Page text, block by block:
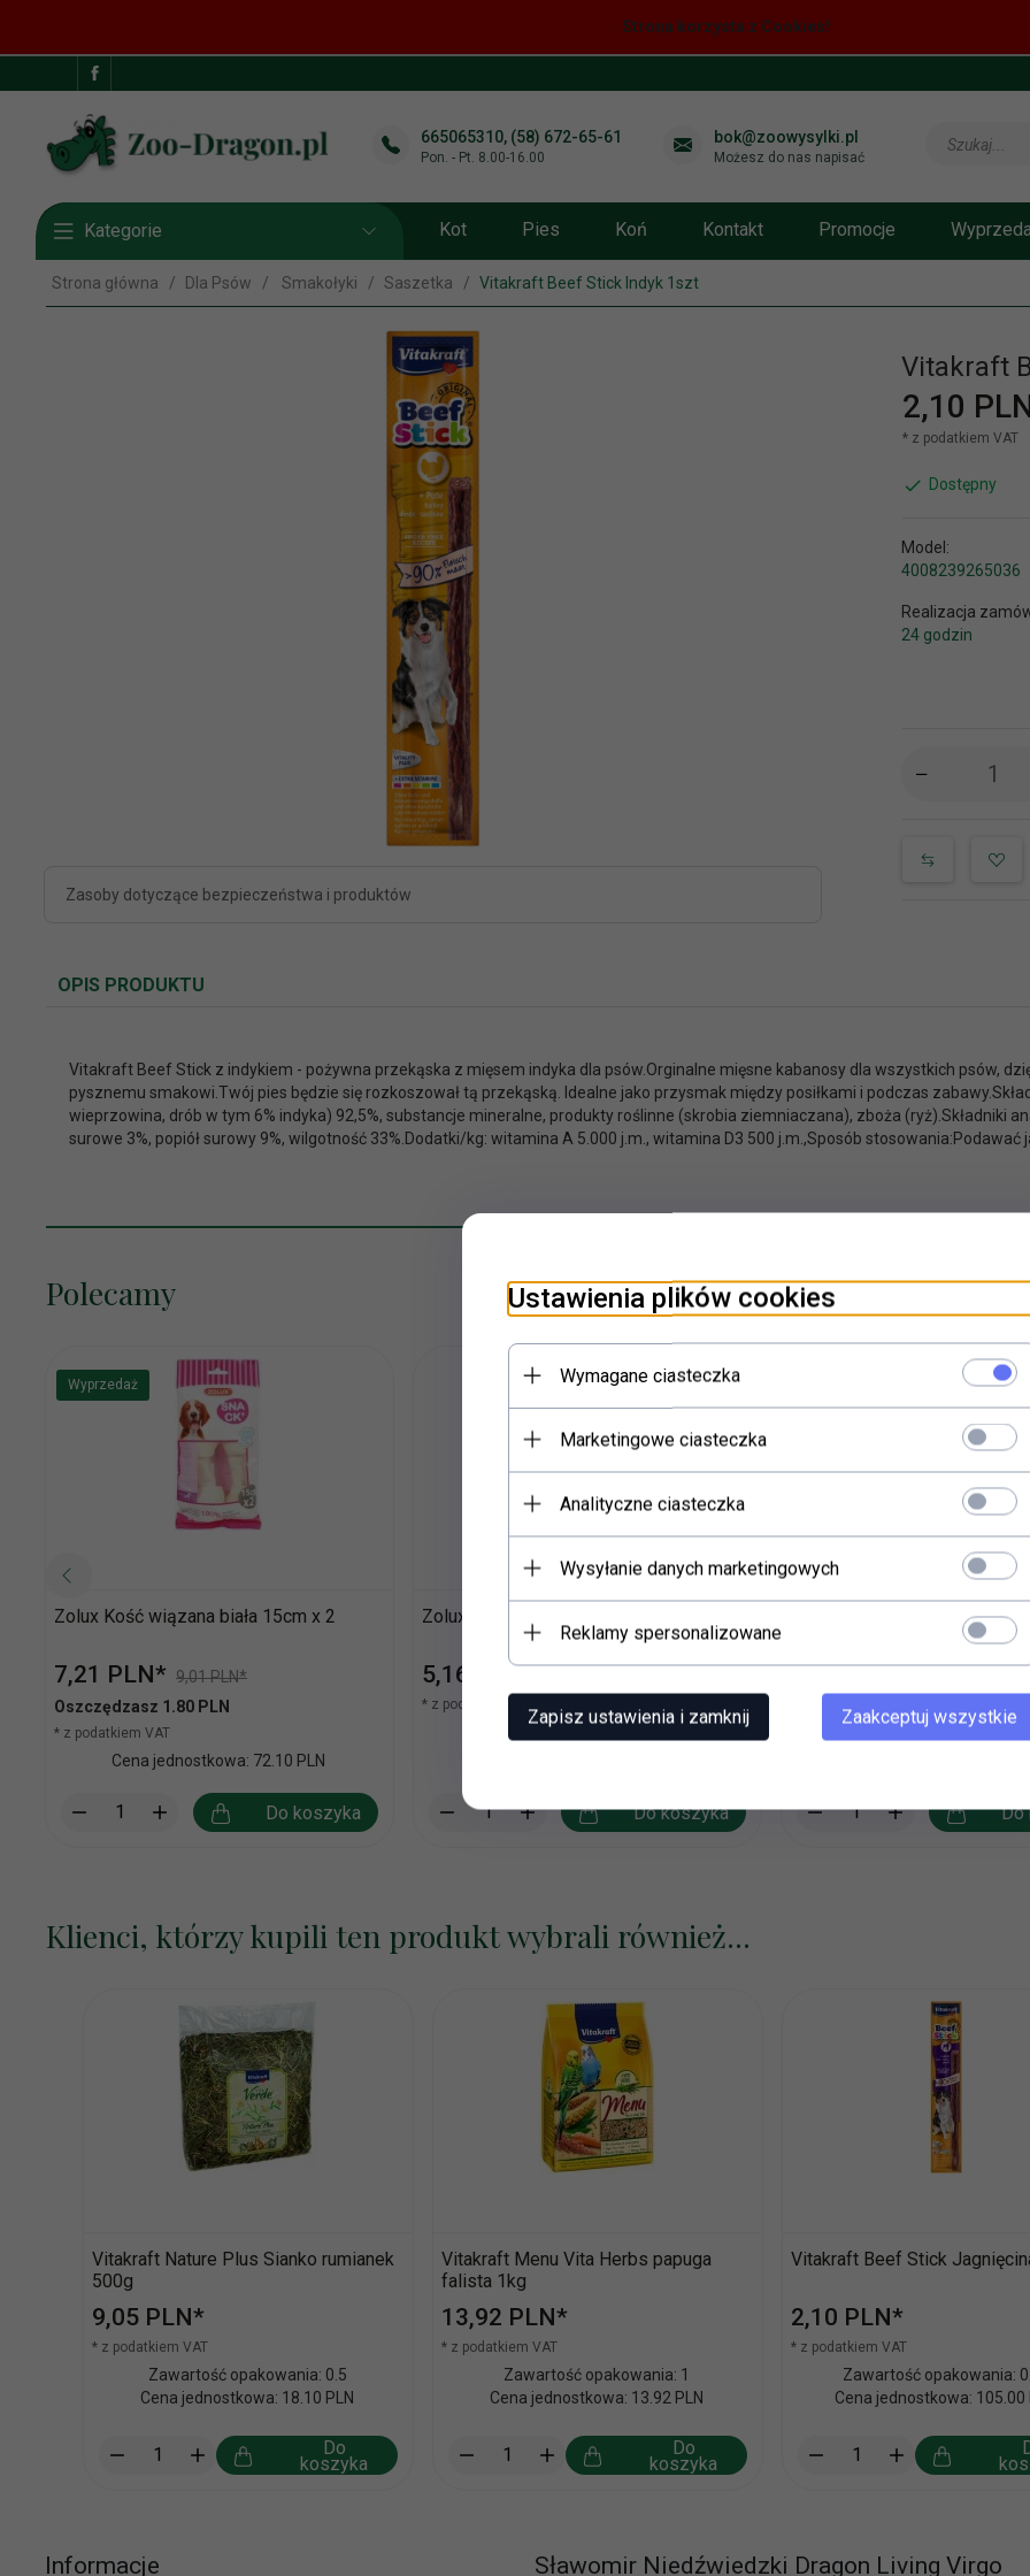
Strona korzysta z Cookies!
665065310, (58) 672-65-61
Pon. - Pt. 8.00-16.00
bok@zoowysylki.pl
Możesz do nas napisać
Szukaj...
Kategorie Kot Pies Koń Kontakt Promocje
Strona główna Dla Psów Smakołyki Saszetka Vitakraft Beef Stick Indyk 1szt
Zasoby dotyczące bezpieczeństwa i produktów
Vitakraft
2,10
* z podatkiem VAT
Dostępny
Model:
4008239265036
Realizacja
24 godzin
OPIS PRODUKTU
Vitakraft Beef Stick z indykiem - pożywna przekąska z mięsem indyka dla psów.Orginalne mięsne kabanosy dla wszystkich psów,
pysznemu smakowi.Twój pies będzie się rozkoszował tą przekąską. Idealne jako przysmak między posiłkami i podczas
wieprzowina, drób w tym 6% indyka) 92,5%, substancje mineralne, produkty roślinne (skrobia ziemniaczana), zboża (ryż).Składniki
surowe 3%, popiół surowy 9%, wilgotność 33%.Dodatki/kg: witamina A 5.000 j.m., witamina D3 500 j.m.,Sposób
Polecamy
Wyprzedaż
Zolux Kość wiązana biała 15cm x 2
7,21 PLN* 9,01 PLN*
Oszczędzasz 1.80 PLN
* z podatkiem VAT
Cena jednostkowa: 72.10 PLN
Do koszyka
Zolux Kość wiązana 10cm x 2
5,16 PLN*
* z podatkiem VAT
Cena jednostkowa: 51.60 PLN
Do koszyka
Inaba przysmak dla psa
3,99 PLN*
Zawartość opakowania:
Do
Klienci, którzy kupili ten produkt wybrali również...
Vitakraft Nature Plus Sianko rumianek
500g
9,05 PLN*
* z podatkiem VAT
Zawartość opakowania: 0.5
Cena jednostkowa: 18.10 PLN
Do
koszyka
Vitakraft Menu Vita Herbs papuga
falista 1kg
13,92 PLN*
* z podatkiem VAT
Zawartość opakowania: 1
Cena jednostkowa: 13.92 PLN
Do
koszyka
Vitakraft Beef Stick
2,10 PLN*
* z podatkiem VAT
Zawartość opakowania:
Cena jednostkowa: 105.00
Informacje Sławomir Niedźwiedzki Dragon Living Virgo
Ustawienia plików cookies
Wymagane ciasteczka
Marketingowe ciasteczka
Analityczne ciasteczka
Wysyłanie danych marketingowych
Reklamy spersonalizowane
Zapisz ustawienia i zamknij Zaakceptuj wszystkie